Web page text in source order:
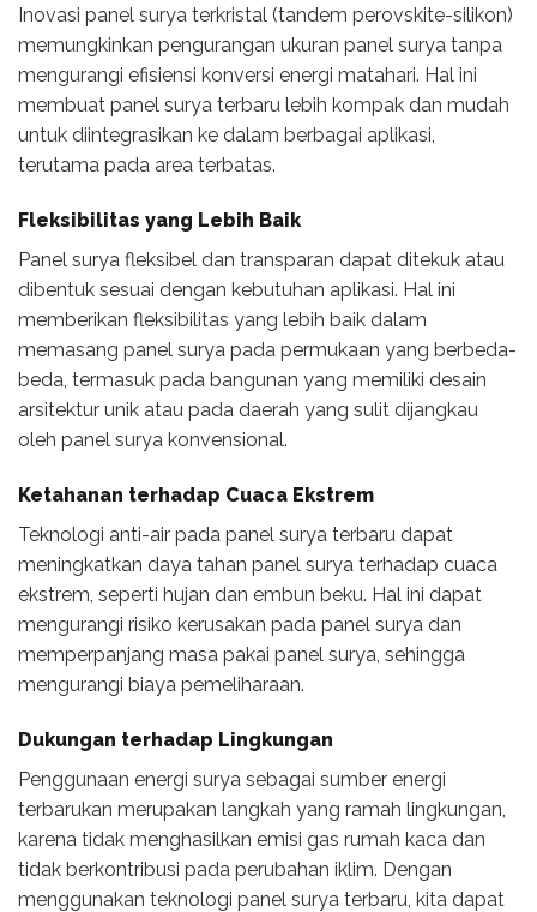
Inovasi panel surya terkristal (tandem perovskite-silikon)
memungkinkan pengurangan ukuran panel surya tanpa
mengurangi efisiensi konversi energi matahari. Hal ini
membuat panel surya terbaru lebih kompak dan mudah
untuk diintegrasikan ke dalam berbagai aplikasi,
terutama pada area terbatas.
Fleksibilitas yang Lebih Baik
Panel surya fleksibel dan transparan dapat ditekuk atau
dibentuk sesuai dengan kebutuhan aplikasi. Hal ini
memberikan fleksibilitas yang lebih baik dalam
memasang panel surya pada permukaan yang berbeda-
beda, termasuk pada bangunan yang memiliki desain
arsitektur unik atau pada daerah yang sulit dijangkau
oleh panel surya konvensional.
Ketahanan terhadap Cuaca Ekstrem
Teknologi anti-air pada panel surya terbaru dapat
meningkatkan daya tahan panel surya terhadap cuaca
ekstrem, seperti hujan dan embun beku. Hal ini dapat
mengurangi risiko kerusakan pada panel surya dan
memperpanjang masa pakai panel surya, sehingga
mengurangi biaya pemeliharaan.
Dukungan terhadap Lingkungan
Penggunaan energi surya sebagai sumber energi
terbarukan merupakan langkah yang ramah lingkungan,
karena tidak menghasilkan emisi gas rumah kaca dan
tidak berkontribusi pada perubahan iklim. Dengan
menggunakan teknologi panel surya terbaru, kita dapat